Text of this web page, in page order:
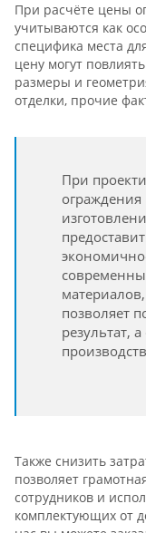
При расчёте цены
учитываются как
специфика места
цену могут
размеры и
отделки, прочие
При
позволяет
результат,
Также снизить
позволяет
сотрудников и
комплектующих от